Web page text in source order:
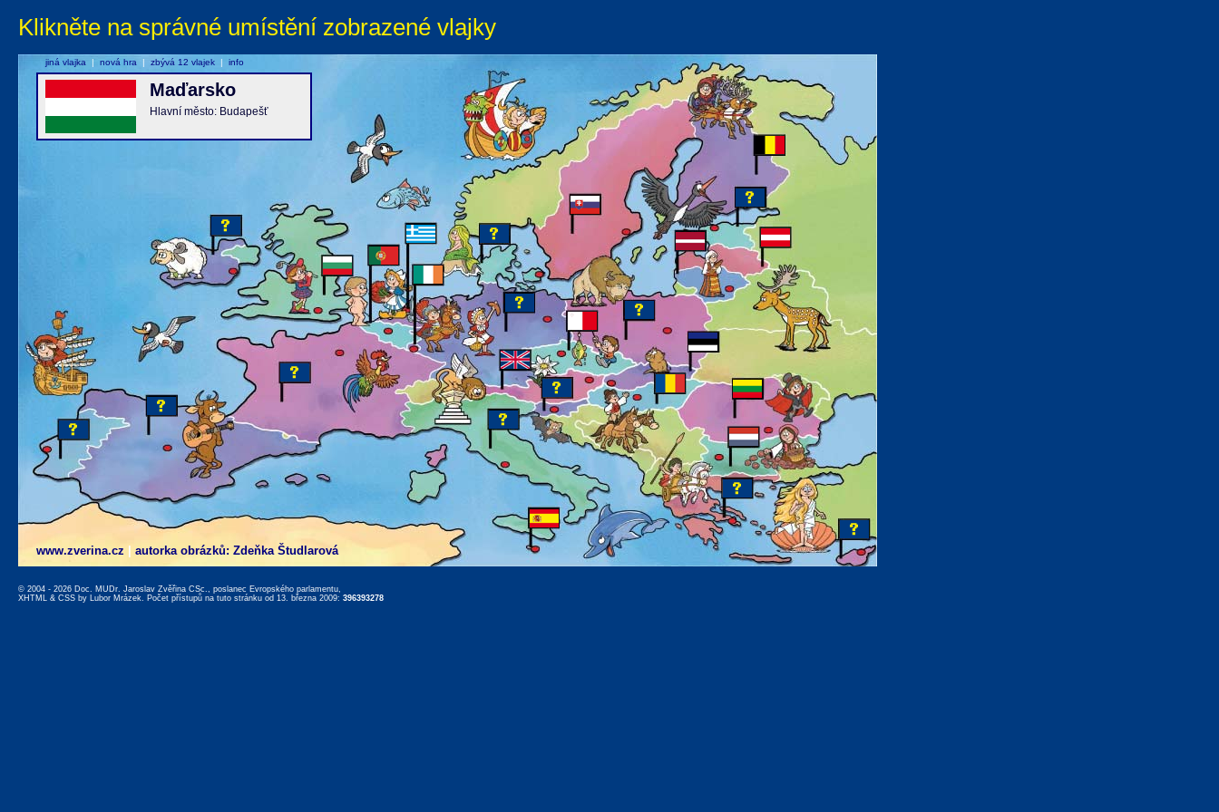
Klikněte na správné umístění zobrazené vlajky
www.zverina.cz autorka obrázků: Zdeňka Študlarová
Maďarsko
Hlavní město: Budapešť
jiná vlajka | nová hra | zbývá 12 vlajek | info
© 2004 - 2026 Doc. MUDr. Jaroslav Zvěřina CSc., poslanec Evropského parlamentu,
XHTML & CSS by Lubor Mrázek. Počet přístupů na tuto stránku od 13. března 2009: 396393278